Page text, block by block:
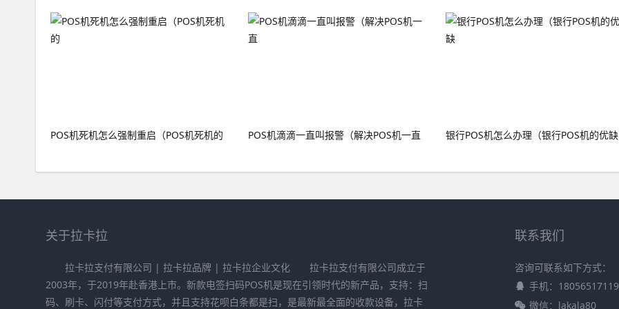
POS机死机怎么强制重启（POS机死机的 POS机滴滴一直叫报警（解决POS机一直 银行POS机怎么办理（银行POS机的优缺
关于拉卡拉
拉卡拉支付有限公司 | 拉卡拉品牌 | 拉卡拉企业文化 拉卡拉支付有限公司成立于
2003年，于2019年赴香港上市。新款电签扫码POS机是现在引领时代的新产品，支持：扫
码、刷卡、闪付等支付方式，并且支持花呗白条都是扫，是最新最全面的收款设备，拉卡
联系我们
咨询可联系如下方式：
手机：18056517119
微信：lakala80